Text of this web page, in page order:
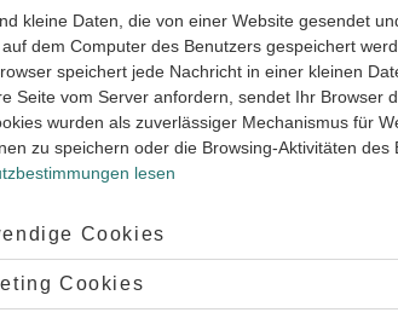
mit Erklär- und
Lernjahr 1
mit „no“ verneinen
verneinen
#die Verneinung
Verneinung
#la negación
Spanisch
Aussagen mit „no“ verneinen
#Satz verneinen
#die Verneinung
kleine Daten, die von einer Website gesendet
dem Computer des Benutzers gespeichert
speichert jede Nachricht in einer kleinen
Seite vom Server anfordern, sendet Ihr Browser
wurden als zuverlässiger Mechanismus für
zu speichern oder die Browsing-Aktivitäten des
lesen
Cookies
Cookies